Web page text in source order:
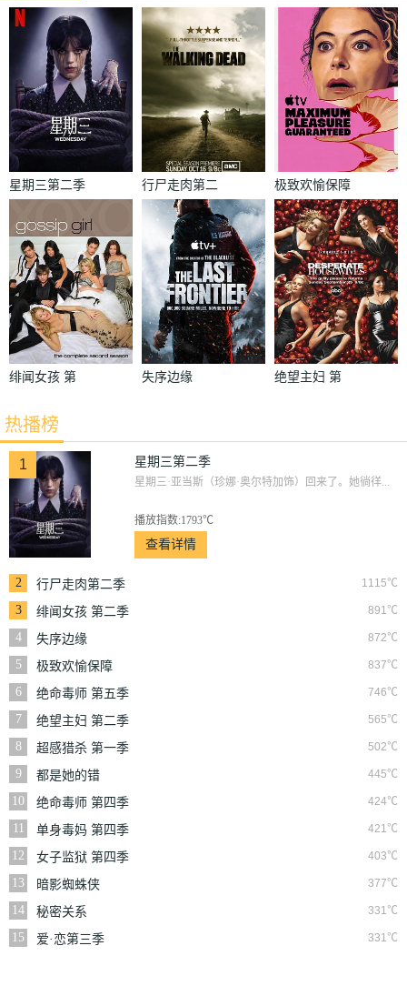
星期三第二季
行尸走肉第二
极致欢愉保障
绯闻女孩 第
失序边缘
绝望主妇 第
热播榜
1 星期三第二季
星期三·亚当斯（珍娜·奥尔特加饰）回来了。她徜徉...
播放指数:1793℃
查看详情
2 1115℃
行尸走肉第二季
3
891℃
绯闻女孩 第二季
4
872℃
失序边缘
5
837℃
极致欢愉保障
6
746℃
绝命毒师 第五季
7
565℃
绝望主妇 第二季
8
502℃
超感猎杀 第一季
9
445℃
都是她的错
10
424℃
绝命毒师 第四季
11
421℃
单身毒妈 第四季
12
403℃
女子监狱 第四季
13
377℃
暗影蜘蛛侠
14
331℃
秘密关系
15
331℃
爱·恋第三季